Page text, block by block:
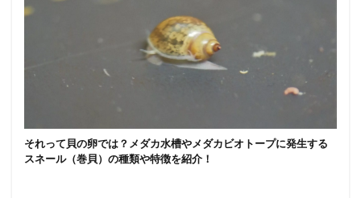
それって貝の卵では？メダカ水槽やメダカビオトープに発生する
スネール（巻貝）の種類や特徴を紹介！